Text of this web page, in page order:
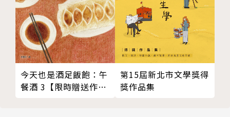
今天也是酒足飯飽：午
餐酒 3【限時贈送作者
第15屆新北市文學獎得
獎作品集